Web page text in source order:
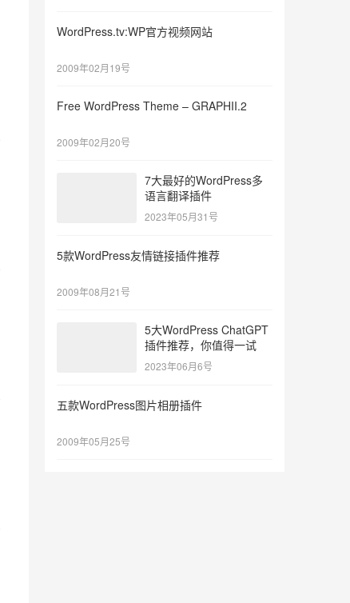
WordPress.tv:WP官方视频网站
2009年02月19号
Free WordPress Theme – GRAPHII.2
2009年02月20号
7大最好的WordPress多
语言翻译插件
2023年05月31号
5款WordPress友情链接插件推荐
2009年08月21号
5大WordPress ChatGPT
插件推荐，你值得一试
2023年06月6号
五款WordPress图片相册插件
2009年05月25号